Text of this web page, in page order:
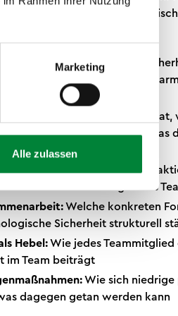
Marketing
Alle zulassen
Verständnis für
Was psychologische
sich von allgemeiner
Was Google gemessen
identifiziert wurden und was
Wie Führungsverhalten,
Meinungen das
Welche konkreten
Sicherheit strukturell
Hebel:Wie jedes
im Team beiträgt
Wie sich
dagegen getan werden kann